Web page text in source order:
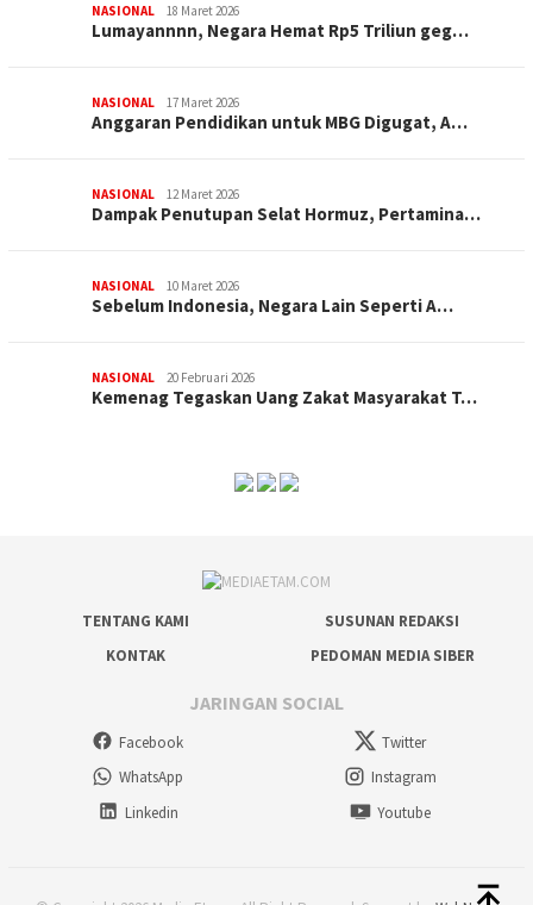
NASIONAL 18 Maret 2026
Lumayannnn, Negara Hemat Rp5 Triliun geg…
NASIONAL 17 Maret 2026
Anggaran Pendidikan untuk MBG Digugat, A…
NASIONAL 12 Maret 2026
Dampak Penutupan Selat Hormuz, Pertamina…
NASIONAL 10 Maret 2026
Sebelum Indonesia, Negara Lain Seperti A…
NASIONAL 20 Februari 2026
Kemenag Tegaskan Uang Zakat Masyarakat T…
TENTANG KAMI
SUSUNAN REDAKSI
KONTAK
PEDOMAN MEDIA SIBER
JARINGAN SOCIAL
Facebook
Twitter
WhatsApp
Instagram
Linkedin
Youtube